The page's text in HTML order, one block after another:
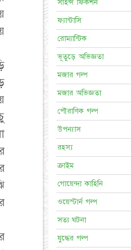
সাইন্স ফিকশন
ফ্যান্টাসি
রোম্যান্টিক
ভূতুড়ে অভিজ্ঞতা
মজার গল্প
মজার অভিজ্ঞতা
পৌরাণিক গল্প
উপন্যাস
রহস্য
ক্রাইম
গোয়েন্দা কাহিনি
ওয়েস্টার্ন গল্প
সত্য ঘটনা
যুদ্ধের গল্প